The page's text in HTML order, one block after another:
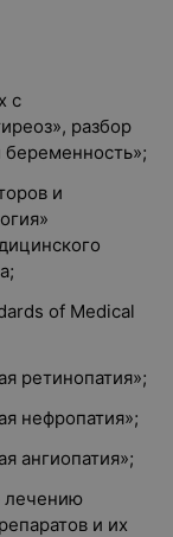
с
разбор
беременность»;
и
of Medical
ретинопатия»;
нефропатия»;
ангиопатия»;
лечению
и их